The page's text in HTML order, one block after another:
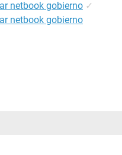
netbook gobierno ✓
netbook gobierno